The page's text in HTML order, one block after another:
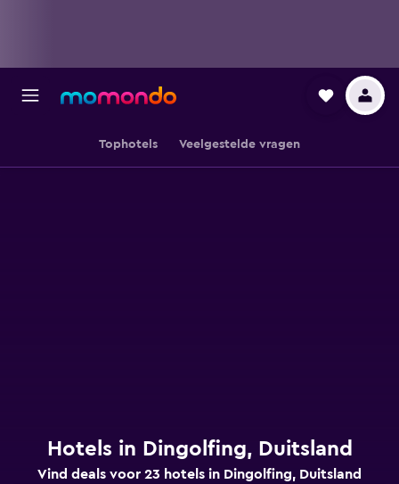
Tophotels Veelgestelde vragen
Hotels in Dingolfing, Duitsland
Vind deals voor 23 hotels in Dingolfing, Duitsland